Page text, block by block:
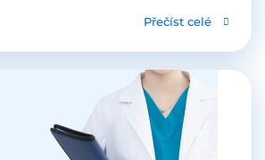
Přečíst celé